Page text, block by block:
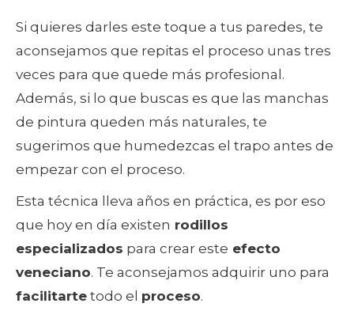
Si quieres darles este toque a tus paredes, te
aconsejamos que repitas el proceso unas tres
veces para que quede más profesional.
Además, si lo que buscas es que las manchas
de pintura queden más naturales, te
sugerimos que humedezcas el trapo antes de
empezar con el proceso.
Esta técnica lleva años en práctica, es por eso
que hoy en día existen rodillos
especializados para crear este efecto
veneciano. Te aconsejamos adquirir uno para
facilitarte todo el proceso.